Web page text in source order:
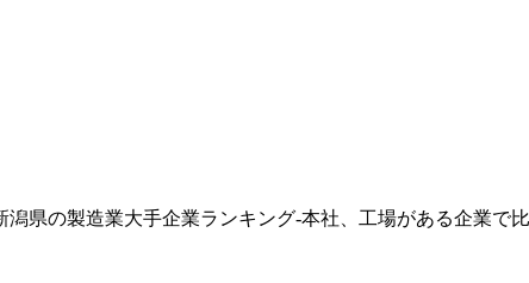
潟県の製造業大手企業ランキング-本社、工場がある企業で